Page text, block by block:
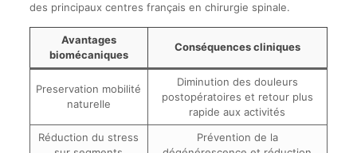
des principaux centres français en chirurgie spinale.
Avantages
biomécaniques
Conséquences cliniques
Preservation mobilité
naturelle
Diminution des douleurs
postopératoires et retour plus
rapide aux activités
Réduction du stress
Prévention de la